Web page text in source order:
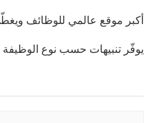
أكبر موقع عالمي للوظائف
يوفّر تنبيهات حسب نوع الوظيفة